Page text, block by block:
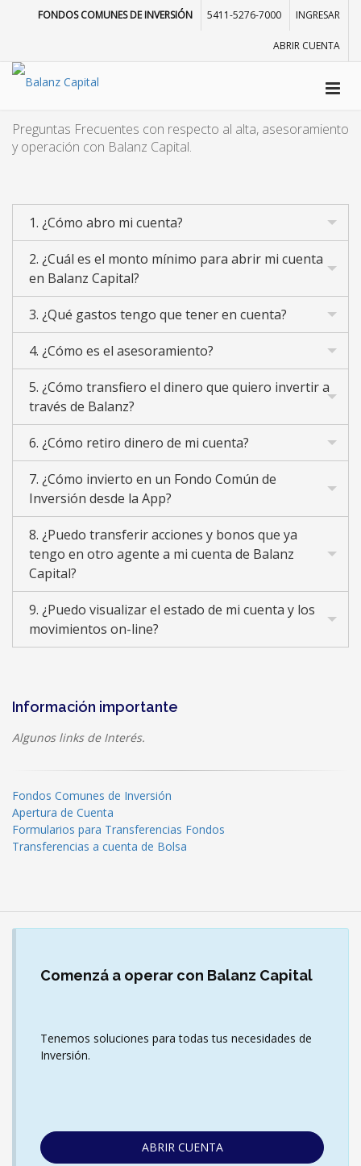
FONDOS COMUNES DE INVERSIÓN 5411-5276-7000 INGRESAR
ABRIR CUENTA
Preguntas Frecuentes con respecto al alta, asesoramiento
y operación con Balanz Capital.
1. ¿Cómo abro mi cuenta?
2. ¿Cuál es el monto mínimo para abrir mi cuenta
en Balanz Capital?
3. ¿Qué gastos tengo que tener en cuenta?
4. ¿Cómo es el asesoramiento?
5. ¿Cómo transfiero el dinero que quiero invertir a
través de Balanz?
6. ¿Cómo retiro dinero de mi cuenta?
7. ¿Cómo invierto en un Fondo Común de
Inversión desde la App?
8. ¿Puedo transferir acciones y bonos que ya
tengo en otro agente a mi cuenta de Balanz
Capital?
9. ¿Puedo visualizar el estado de mi cuenta y los
movimientos on-line?
Información importante
Algunos links de Interés.
Fondos Comunes de Inversión
Apertura de Cuenta
Formularios para Transferencias Fondos
Transferencias a cuenta de Bolsa
Comenzá a operar con Balanz Capital
Tenemos soluciones para todas tus necesidades de
Inversión.
ABRIR CUENTA